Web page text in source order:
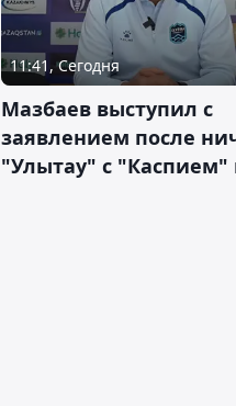
11:41, Сегодня
Мазбаев выступил с
заявлением после
"Улытау" с "Каспием"